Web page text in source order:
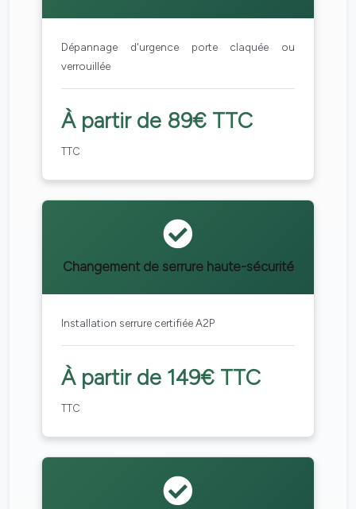
Dépannage d'urgence porte claquée ou
verrouillée
À partir de 89€ TTC
TTC
Changement de serrure haute-sécurité
Installation serrure certifiée A2P
À partir de 149€ TTC
TTC